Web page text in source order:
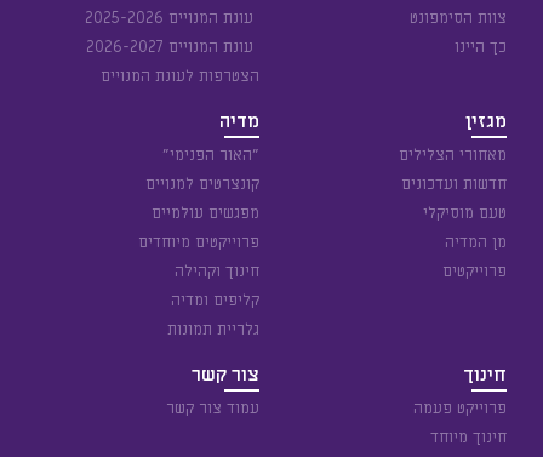
צוות הסימפונט
כך היינו
עונת המנויים 2025-2026
עונת המנויים 2026-2027
הצטרפות לעונת המנויים
מגזין
מאחורי הצלילים
חדשות ועדכונים
טעם מוסיקלי
מן המדיה
פרוייקטים
מדיה
״האור הפנימי״
קונצרטים למנויים
מפגשים עולמיים
פרוייקטים מיוחדים
חינוך וקהילה
קליפים ומדיה
גלריית תמונות
חינוך
פרוייקט פעמה
חינוך מיוחד
צור קשר
עמוד צור קשר